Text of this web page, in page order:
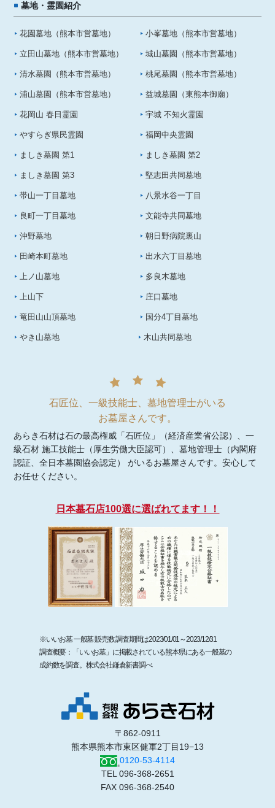
墓地・霊園紹介
花園墓地（熊本市営墓地） 小峯墓地（熊本市営墓地）
立田山墓地（熊本市営墓地） 城山墓園（熊本市営墓地）
清水墓園（熊本市営墓地） 桃尾墓園（熊本市営墓地）
浦山墓園（熊本市営墓地） 益城墓園（東熊本御廟）
花岡山 春日霊園 宇城 不知火霊園
やすらぎ県民霊園 福岡中央霊園
ましき墓園 第1 ましき墓園 第2
ましき墓園 第3 堅志田共同墓地
帯山一丁目墓地 八景水谷一丁目
良町一丁目墓地 文能寺共同墓地
沖野墓地 朝日野病院裏山
田崎本町墓地 出水六丁目墓地
上ノ山墓地 多良木墓地
上山下 庄口墓地
竜田山山頂墓地 国分4丁目墓地
やき山墓地 木山共同墓地
〒862-0911
熊本県熊本市東区健軍2丁目19−13
0120-53-4114
TEL 096-368-2651
FAX 096-368-2540
石匠位、一級技能士、墓地管理士がいる
お墓屋さんです。
あらき石材は石の最高権威「石匠位」（経済産業省公認）、一
級石材 施工技能士（厚生労働大臣認可）、墓地管理士（内閣府
認証、全日本墓園協会認定） がいるお墓屋さんです。安心して
お任せください。
日本墓石店100選に選ばれてます！！
※いいお墓 一般墓 販売数 調査期間は2023/01/01～2023/12/31
調査概要：「いいお墓」に掲載されている熊本県にある一般墓の
成約数を調査。株式会社鎌倉新書調べ